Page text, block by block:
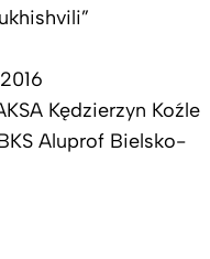
Kędzierzyn Koźle
Aluprof Bielsko-